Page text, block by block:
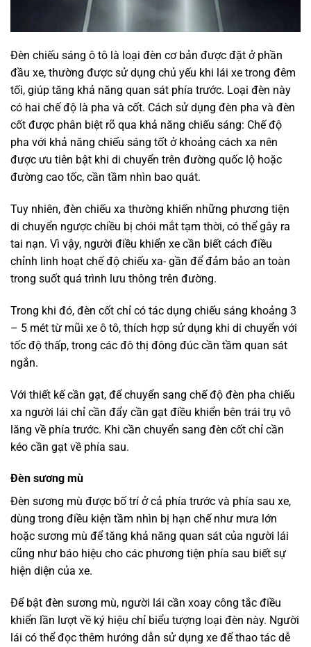
Đèn chiếu sáng ô tô là loại đèn cơ bản được đặt ở phần
đầu xe, thường được sử dụng chủ yếu khi lái xe trong đêm
tối, giúp tăng khả năng quan sát phía trước. Loại đèn này
có hai chế độ là pha và cốt. Cách sử dụng đèn pha và đèn
cốt được phân biệt rõ qua khả năng chiếu sáng: Chế độ
pha với khả năng chiếu sáng tốt ở khoảng cách xa nên
được ưu tiên bật khi di chuyển trên đường quốc lộ hoặc
đường cao tốc, cần tầm nhìn bao quát.
Tuy nhiên, đèn chiếu xa thường khiến những phương tiện
di chuyển ngược chiều bị chói mắt tạm thời, có thể gây ra
tai nạn. Vì vậy, người điều khiển xe cần biết cách điều
chỉnh linh hoạt chế độ chiếu xa- gần để đảm bảo an toàn
trong suốt quá trình lưu thông trên đường.
Trong khi đó, đèn cốt chỉ có tác dụng chiếu sáng khoảng 3
– 5 mét từ mũi xe ô tô, thích hợp sử dụng khi di chuyển với
tốc độ thấp, trong các đô thị đông đúc cần tầm quan sát
ngắn.
Với thiết kế cần gạt, để chuyển sang chế độ đèn pha chiếu
xa người lái chỉ cần đẩy cần gạt điều khiển bên trái trụ vô
lăng về phía trước. Khi cần chuyển sang đèn cốt chỉ cần
kéo cần gạt về phía sau.
Đèn sương mù
Đèn sương mù được bố trí ở cả phía trước và phía sau xe,
dùng trong điều kiện tầm nhìn bị hạn chế như mưa lớn
hoặc sương mù để tăng khả năng quan sát của người lái
cũng như báo hiệu cho các phương tiện phía sau biết sự
hiện diện của xe.
Để bật đèn sương mù, người lái cần xoay công tắc điều
khiển lần lượt về ký hiệu chỉ biểu tượng loại đèn này. Người
lái có thể đọc thêm hướng dẫn sử dụng xe để thao tác dễ